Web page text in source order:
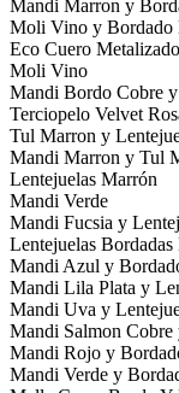
Mandi Marron y
Moli Vino y Bordado
Eco Cuero
Moli Vino
Mandi Bordo Cobre
Terciopelo Velvet
Tul Marron y
Mandi Marron y Tul
Lentejuelas Marrón
Mandi Verde
Mandi Fucsia y
Lentejuelas
Mandi Azul y
Mandi Lila Plata y
Mandi Uva y
Mandi Salmon
Mandi Rojo y
Mandi Verde y